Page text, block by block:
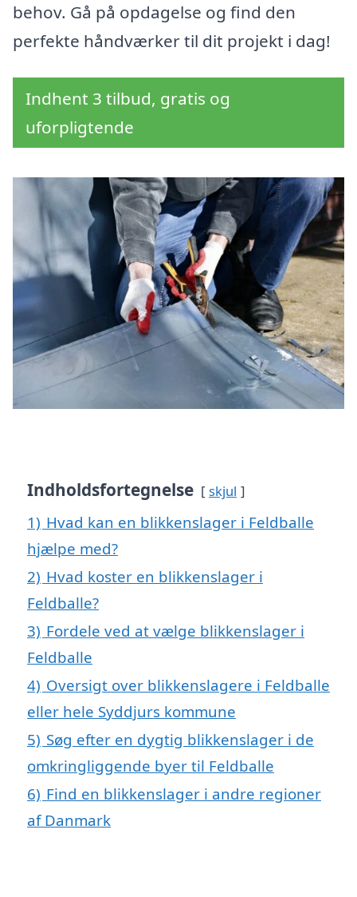
behov. Gå på opdagelse og find den
perfekte håndværker til dit projekt i dag!
Indhent 3 tilbud, gratis og
uforpligtende
Indholdsfortegnelse skjul
1) Hvad kan en blikkenslager i Feldballe
hjælpe med?
2) Hvad koster en blikkenslager i
Feldballe?
3) Fordele ved at vælge blikkenslager i
Feldballe
4) Oversigt over blikkenslagere i Feldballe
eller hele Syddjurs kommune
5) Søg efter en dygtig blikkenslager i de
omkringliggende byer til Feldballe
6) Find en blikkenslager i andre regioner
af Danmark